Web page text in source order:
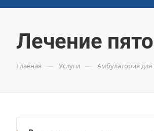
Лечение
Главная — Услуги — Амбулатория для